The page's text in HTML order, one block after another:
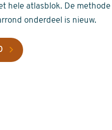
hele atlasblok. De
onderdeel is nieuw.